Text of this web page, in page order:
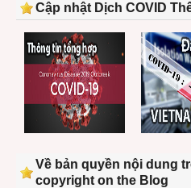
Cập nhật Dịch COVID
Về bản quyền nội dung
copyright on the Blog